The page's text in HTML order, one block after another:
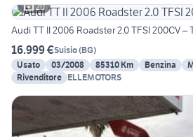
20
Audi TT II 2006 Roadster 2.0 TFSI 200CV –
16.999 €Suisio(BG)
Usato
03/2008 85310 Km Benzina
Rivenditore ELLEMOTORS